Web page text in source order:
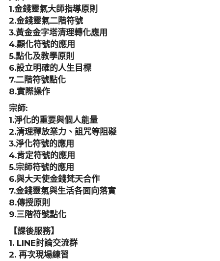
1.金錢靈氣大師指導原則
2.金錢靈氣二階符號
3.黃金金字塔清理轉化應用
4.顯化符號的應用
5.點化及教學原則
6.設立明確的人生目標
7.二階符號點化
8.實際操作
宗師:
1.淨化的重要與個人能量
2.清理釋放業力、詛咒等阻礙
3.淨化符號的應用
4.肯定符號的應用
5.宗師符號的應用
6.與大天使金錢梵天合作
7.金錢靈氣與生活各面向落實
8.傳授原則
9.三階符號點化
【課後服務】
1. LINE討論交流群
2. 再次現場練習